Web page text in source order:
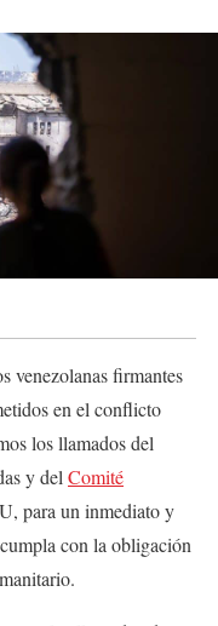
venezolanas firmantes
en el conflicto
los llamados del
y del Comité
para un inmediato y
con la obligación